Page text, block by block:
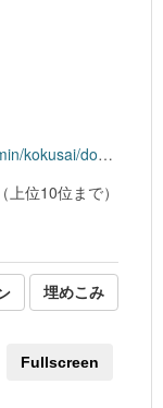
位10位まで）
埋めこみ
Fullscreen